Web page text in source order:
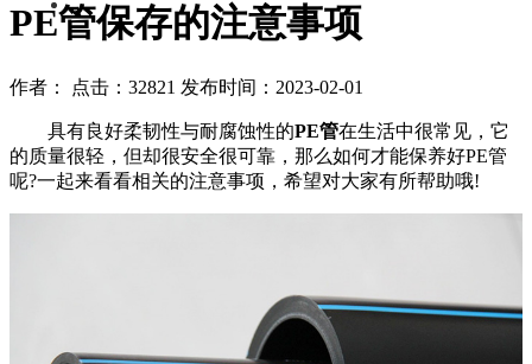
PE管保存的注意事项
作者： 点击：32821 发布时间：2023-02-01
具有良好柔韧性与耐腐蚀性的PE管在生活中很常见，它
的质量很轻，但却很安全很可靠，那么如何才能保养好PE管
呢?一起来看看相关的注意事项，希望对大家有所帮助哦!